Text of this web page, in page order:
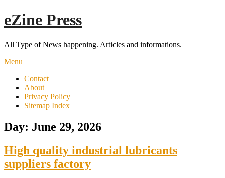
Skip
to
eZine Press
All Type of News happening. Articles and informations.
Menu
Contact
About
Privacy Policy
Sitemap Index
Day: June 29, 2026
High quality industrial lubricants
suppliers factory